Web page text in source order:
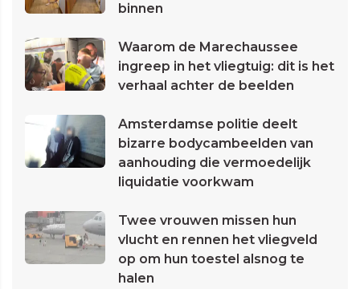
binnen
Waarom de Marechaussee
ingreep in het vliegtuig: dit is het
verhaal achter de beelden
Amsterdamse politie deelt
bizarre bodycambeelden van
aanhouding die vermoedelijk
liquidatie voorkwam
Twee vrouwen missen hun
vlucht en rennen het vliegveld
op om hun toestel alsnog te
halen